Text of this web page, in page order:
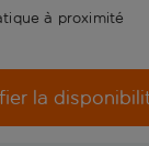
à proximité
la